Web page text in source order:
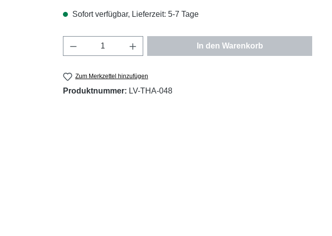
Sofort verfügbar, Lieferzeit: 5-7 Tage
Produkt Anzahl: Gib den gewünschten Wert ein
In den Warenkorb
Zum Merkzettel hinzufügen
Produktnummer: LV-THA-048